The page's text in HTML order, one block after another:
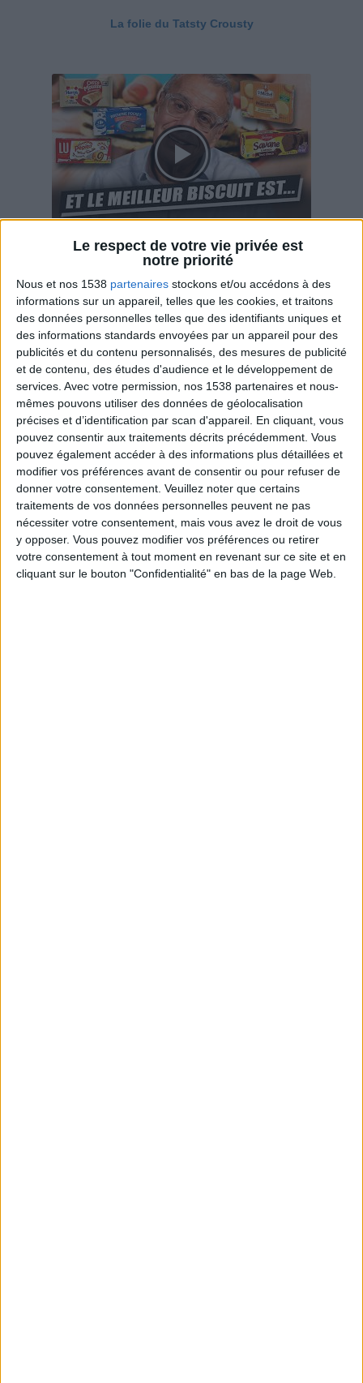
Le respect de votre vie privée est
notre priorité
Nous et nos 1538 partenaires stockons et/ou accédons à des
informations sur un appareil, telles que les cookies, et traitons
des données personnelles telles que des identifiants uniques et
des informations standards envoyées par un appareil pour des
publicités et du contenu personnalisés, des mesures de publicité
et de contenu, des études d'audience et le développement de
services. Avec votre permission, nos 1538 partenaires et nous-
mêmes pouvons utiliser des données de géolocalisation
précises et d’identification par scan d'appareil. En cliquant, vous
pouvez consentir aux traitements décrits précédemment. Vous
pouvez également accéder à des informations plus détaillées et
modifier vos préférences avant de consentir ou pour refuser de
donner votre consentement. Veuillez noter que certains
traitements de vos données personnelles peuvent ne pas
nécessiter votre consentement, mais vous avez le droit de vous
y opposer. Vous pouvez modifier vos préférences ou retirer
votre consentement à tout moment en revenant sur ce site et en
cliquant sur le bouton "Confidentialité" en bas de la page Web.
La folie du Tatsty Crousty
Savane, LU, Pepito, Harrys... Que valent vraiment
ces gâteaux ?
Webinaires en direct Voir tout
Peut-on remplacer la viande par des féculents ?
Consultation diététique du 05/08/2026